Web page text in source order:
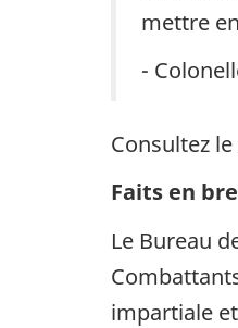
mettre
-
Consultez
Faits en
Le Bureau
impartiale